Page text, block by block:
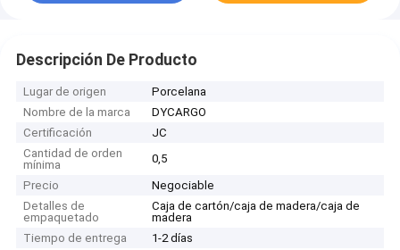
Descripción De Producto
Lugar de origen
Porcelana
Nombre de la marca
DYCARGO
Certificación
JC
Cantidad de orden
mínima
0,5
Precio
Negociable
Detalles de
empaquetado
Caja de cartón/caja de madera/caja de
madera
Tiempo de entrega
1-2 días